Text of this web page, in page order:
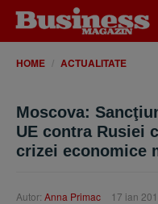
HOME ACTUALITATE
Moscova:
UE contra Rusiei
crizei economice
Autor: Anna Primac 17 ian